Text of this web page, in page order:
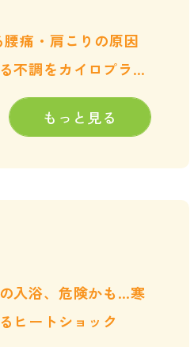
痛・肩こりの原因
不調をカイロプラク
もっと見る
の入浴、危険かも…寒
ヒートショック